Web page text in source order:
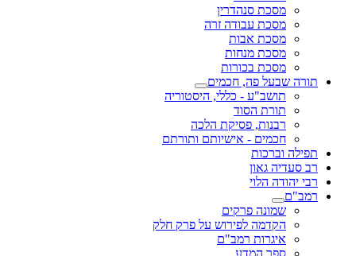
מסכת סנהדרין
מסכת עבודה זרה
מסכת אבות
מסכת מנחות
מסכת בכורות
תורה שבעל פה, חכמים
תושב"ע - כללי, היסטוריה
תורת הסוד
רבנות, פסיקת הלכה
חכמים - אישיותם ותורתם
תפילה וברכות
רב סעדיה גאון
רבי יהודה הלוי
רמב"ם
שמונה פרקים
הקדמה לפירוש על פרק חלק
איגרות רמב"ם